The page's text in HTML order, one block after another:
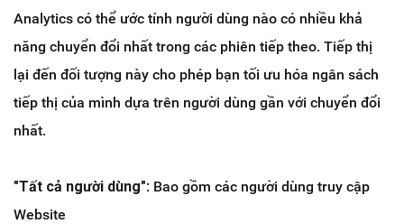
Analytics có thể ước tính người dùng nào có nhiều khả
năng chuyển đổi nhất trong các phiên tiếp theo. Tiếp thị
lại đến đối tượng này cho phép bạn tối ưu hóa ngân sách
tiếp thị của mình dựa trên người dùng gần với chuyển đổi
nhất.
"Tất cả người dùng": Bao gồm các người dùng truy cập
Website